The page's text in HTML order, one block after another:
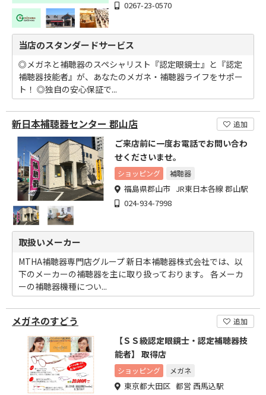
0267-23-0570
当店のスタンダードサービス
◎メガネと補聴器のスペシャリスト『認定眼鏡士』と『認定
補聴器技能者』が、あなたのメガネ・補聴器ライフをサポー
ト！ ◎独自の安心保証で...
新日本補聴器センター 郡山店 追加
ご来店前に一度お電話でお問い合わ
せくださいませ。
ショッピング 補聴器
福島県郡山市 JR東日本各線 郡山駅
024-934-7998
取扱いメーカー
MTHA補聴器専門店グループ 新日本補聴器株式会社では、以
下のメーカーの補聴器を主に取り扱っております。 各メーカ
ーの補聴器機種につい...
メガネのすどう 追加
【ＳＳ級認定眼鏡士・認定補聴器技
能者】 取得店
ショッピング メガネ
東京都大田区 都営 西馬込駅